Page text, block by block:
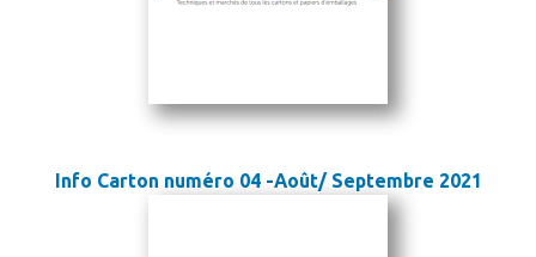
Info Carton numéro 04 -Août/ Septembre 2021